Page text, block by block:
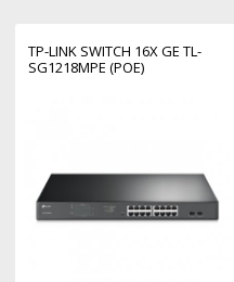
TP-LINK SWITCH 16X GE TL-
SG1218MPE (POE)